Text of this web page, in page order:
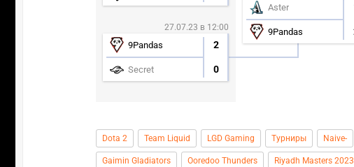
27.07.23 в 12:00
9Pandas 2
Secret 0
Aster
9Pandas
Dota 2 Team Liquid LGD Gaming Турниры Naive-
Gaimin Gladiators Ooredoo Thunders Riyadh Masters 2023